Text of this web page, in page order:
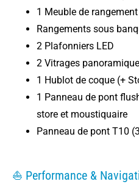
1 Meuble de
Rangements sous
2 Plafonniers LED
2 Vitrages
1 Hublot de coque (+
1 Panneau de pont
store et moustiquaire
Panneau de pont T10
⛵ Performance &